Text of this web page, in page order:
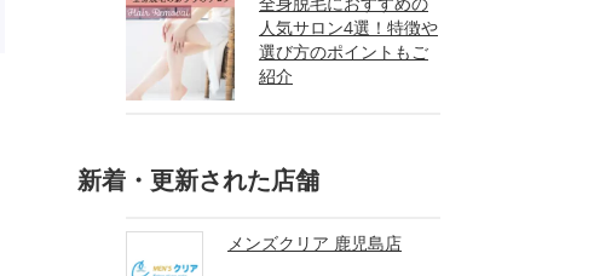
人気サロン4選！特徴や
選び方のポイントもご
紹介
新着・更新された店舗
メンズクリア 鹿児島店